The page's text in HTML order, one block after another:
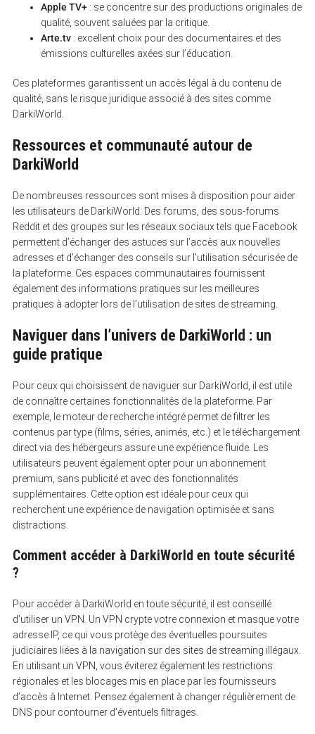
Apple TV+: se concentre sur des productions originales de
qualité, souvent saluées par la critique.
Arte.tv: excellent choix pour des documentaires et des
émissions culturelles axées sur l’éducation.
Ces plateformes garantissent un accès légal à du contenu de
qualité, sans le risque juridique associé à des sites comme
DarkiWorld.
Ressources et communauté autour de
DarkiWorld
De nombreuses ressources sont mises à disposition pour aider
les utilisateurs de DarkiWorld. Des forums, des sous-forums
Reddit et des groupes sur les réseaux sociaux tels que Facebook
permettent d’échanger des astuces sur l’accès aux nouvelles
adresses et d’échanger des conseils sur l’utilisation sécurisée de
la plateforme. Ces espaces communautaires fournissent
également des informations pratiques sur les meilleures
pratiques à adopter lors de l’utilisation de sites de streaming.
Naviguer dans l’univers de DarkiWorld : un
guide pratique
Pour ceux qui choisissent de naviguer sur DarkiWorld, il est utile
de connaître certaines fonctionnalités de la plateforme. Par
exemple, le moteur de recherche intégré permet de filtrer les
contenus par type (films, séries, animés, etc.) et le téléchargement
direct via des hébergeurs assure une expérience fluide. Les
utilisateurs peuvent également opter pour un abonnement
premium, sans publicité et avec des fonctionnalités
supplémentaires. Cette option est idéale pour ceux qui
recherchent une expérience de navigation optimisée et sans
distractions.
Comment accéder à DarkiWorld en toute sécurité
?
Pour accéder à DarkiWorld en toute sécurité, il est conseillé
d’utiliser un VPN. Un VPN crypte votre connexion et masque votre
adresse IP, ce qui vous protège des éventuelles poursuites
judiciaires liées à la navigation sur des sites de streaming illégaux.
En utilisant un VPN, vous éviterez également les restrictions
régionales et les blocages mis en place par les fournisseurs
d’accès à Internet. Pensez également à changer régulièrement de
DNS pour contourner d’éventuels filtrages.